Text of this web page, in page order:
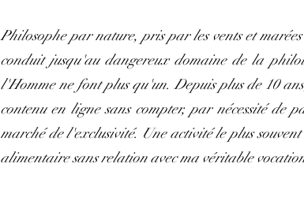
Philosophe par nature, pris par les vents et
conduit jusqu'au dangereux domaine de la
l'Homme ne font plus qu'un. Depuis plus de 10
contenu en ligne sans compter, par nécessité de
marché de l'exclusivité. Une activité le plus
alimentaire sans relation avec ma véritable